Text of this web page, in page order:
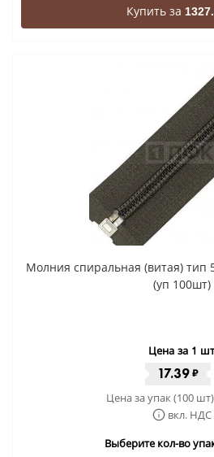
Купить за
Молния спиральная (витая) тип
(уп 100шт)
Цена за 1 шт
17.39 ₽
Цена за упак (100
вкл. НДС
Выберите кол-во